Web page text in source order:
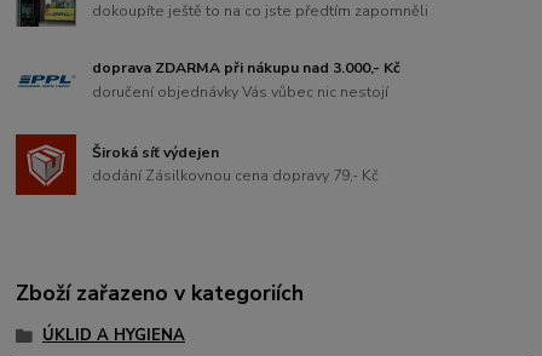
dokoupíte ještě to na co jste předtím zapomněli
doprava ZDARMA při nákupu nad 3.000,- Kč
doručení objednávky Vás vůbec nic nestojí
Široká síť výdejen
dodání Zásilkovnou cena dopravy 79,- Kč
Zboží zařazeno v kategoriích
ÚKLID A HYGIENA